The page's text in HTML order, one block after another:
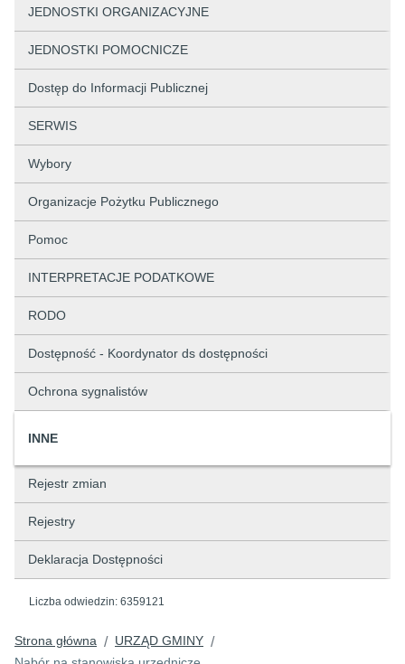
JEDNOSTKI ORGANIZACYJNE
JEDNOSTKI POMOCNICZE
Dostęp do Informacji Publicznej
SERWIS
Wybory
Organizacje Pożytku Publicznego
Pomoc
INTERPRETACJE PODATKOWE
RODO
Dostępność - Koordynator ds dostępności
Ochrona sygnalistów
INNE
Rejestr zmian
Rejestry
Deklaracja Dostępności
Liczba odwiedzin: 6359121
Strona główna / URZĄD GMINY /